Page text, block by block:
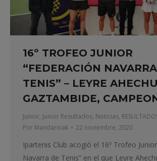
16º TROFEO JUNIOR
“FEDERACIÓN
TENIS” – LEYRE
GAZTAMBIDE,
Junior, Junior Resultados, Noticias,
Por Mandarinak 22 noviembre, 2020
Ipartenis Club acogió el 16º Trofeo
Navarra de Tenis” en el que Leyre